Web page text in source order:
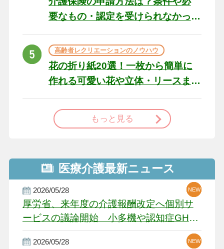
要なもの・認定を受けられなかっ
た場合の対処法
高齢者レクリエーションのノウハウ
花の折り紙20選！一枚から簡単に
作れる可愛い花や立体・リースま
で
もっと見る
医療介護最新ニュース
2026/05/28
厚労省、来年度の介護報酬改定へ個別サ
ービスの議論開始 小多機や認知症GH、
厳しい経営環境に危機感
NEW
NEW
NEW
2026/05/28 NEW
NEW